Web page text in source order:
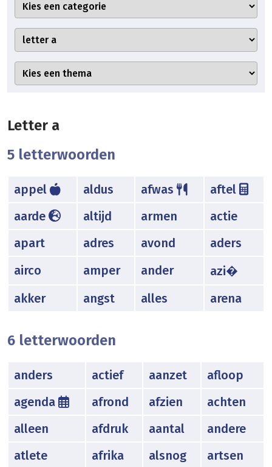
Letter a
5 letterwoorden
appel aldus afwas
aftel
aarde
altijd armen
actie
apart
adres avond
aders
airco
amper ander
azi�
akker
angst alles arena
6 letterwoorden
anders actief aanzet
afloop
agenda
afrond afzien
achten
alleen
afdruk aantal
andere
atlete
afrika alsnog
artsen